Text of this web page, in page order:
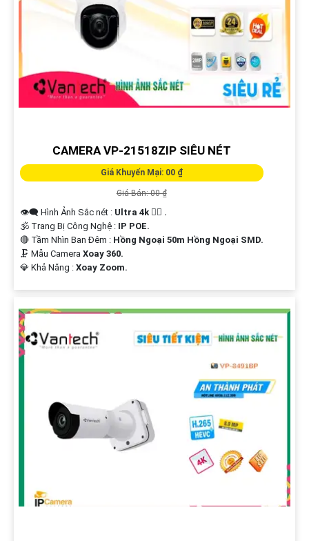
CAMERA VP-21518ZIP SIÊU NÉT
Giá Khuyến Mại: 00 ₫
Giá Bán: 00 ₫
👁️‍🗨 Hình Ảnh Sắc nét : Ultra 4k 👍🏾 .
🕉️ Trang Bị Công Nghệ : IP POE.
🔴 Tầm Nhìn Ban Đêm : Hồng Ngoại 50m Hồng Ngoại SMD.
🗜️ Mẫu Camera Xoay 360.
️💎 Khả Năng : Xoay Zoom.